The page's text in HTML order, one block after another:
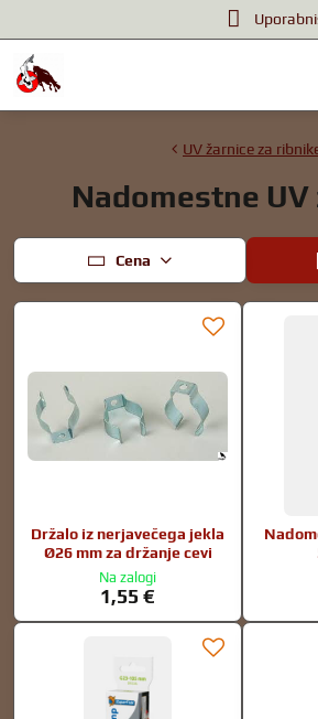
UV žarnice za
Nadomestne UV
Cena
Držalo iz nerjavečega jekla
Ø26 mm za držanje cevi
Na zalogi
1,55 €